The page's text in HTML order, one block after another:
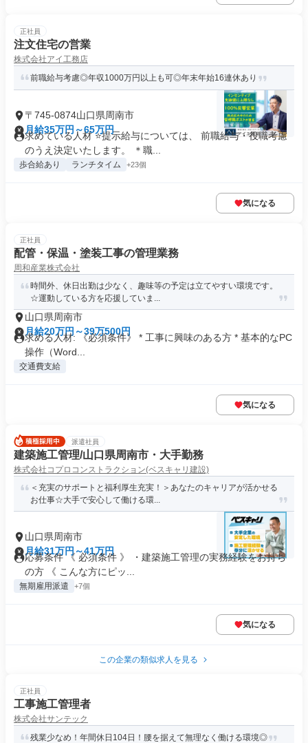
正社員
注文住宅の営業
株式会社アイ工務店
前職給与考慮◎年収1000万円以上も可◎年末年始16連休あり
〒745-0874山口県周南市
月給35万円～65万円
求めている人材 ⭐提示給与については、 前職給与・役職考慮
のうえ決定いたします。 ＊職...
歩合給あり ランチタイム +23個
気になる
正社員
配管・保温・塗装工事の管理業務
周和産業株式会社
時間外、休日出勤は少なく、趣味等の予定は立てやすい環境です。
☆運動している方を応援していま...
山口県周南市
月給20万円～39万500円
求める人材: 《必須条件》 * 工事に興味のある方 * 基本的なPC
操作（Word...
交通費支給
気になる
派遣社員
建築施工管理/山口県周南市・大手勤務
株式会社コプロコンストラクション(ベスキャリ建設)
＜充実のサポートと福利厚生充実！＞あなたのキャリアが活かせる
お仕事☆大手で安心して働ける環...
山口県周南市
月給31万円～41万円
応募条件 《 必須条件 》 ・建築施工管理の実務経験をお持ち
の方 《 こんな方にピッ...
無期雇用派遣 +7個
気になる
この企業の類似求人を見る
正社員
工事施工管理者
株式会社サンテック
残業少なめ！年間休日104日！腰を据えて無理なく働ける環境◎